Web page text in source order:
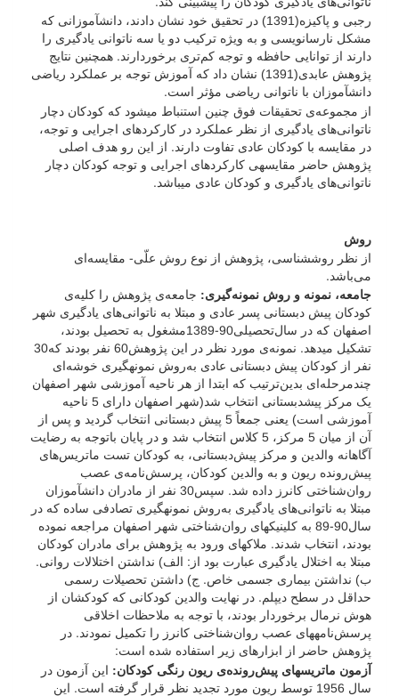
رجبی و پاکیزه(1391) در تحقیق خود نشان دادند، دانش­آموزانی که
مشکل نارسانویسی و به ویژه ترکیب دو یا سه ناتوانی یادگیری را
دارند از توانایی حافظه و توجه کم‌تری برخوردارند. همچنین نتایج
پژوهش عابدی(1391) نشان داد که آموزش توجه بر عملکرد ریاضی
دانش­آموزان با ناتوانی ریاضی مؤثر است.
از مجموعه‌ی تحقیقات فوق چنین استنباط می­شود که کودکان دچار
ناتوانی‌های یادگیری از نظر عملکرد در کارکردهای اجرایی و توجه،
در مقایسه با کودکان عادی تفاوت دارند. از این رو هدف اصلی
پژوهش حاضر مقایسه­ی کارکردهای اجرایی و توجه کودکان دچار
ناتوانی‌های یادگیری و کودکان عادی می­باشد.
روش
از نظر روش­شناسی، پژوهش از نوع روش علّی- مقایسه‌ای
می‌باشد.
جامعه، نمونه و روش نمونه‌گیری: جامعه‌ی پژوهش را کلیه‌ی
کودکان پیش دبستانی پسر عادی و مبتلا به ناتوانی‌های یادگیری شهر
اصفهان که در سال‌تحصیلی90-1389مشغول به تحصیل بودند،
تشکیل می­دهد. نمونه‌ی مورد نظر در این پژوهش60 نفر بودند که30
نفر از کودکان پیش دبستانی عادی به‌روش نمونه­گیری خوشه‌ای
چندمرحله‌ای بدین‌ترتیب که ابتدا از هر ناحیه آموزشی شهر اصفهان
یک مرکز پیش­دبستانی انتخاب شد(شهر اصفهان دارای 5 ناحیه
آموزشی است) یعنی جمعاً 5 پیش دبستانی انتخاب گردید و پس از
آن از میان 5 مرکز، 5 کلاس انتخاب شد و در پایان باتوجه به رضایت
آگاهانه والدین و مرکز پیش‌دبستانی، به کودکان تست ماتریس‌های
پیش‌رونده ریون و به والدین کودکان، پرسش‌نامه‌ی ­عصب
روان‌شناختی کانرز داده شد. سپس30 نفر از مادران دانش­آموزان
مبتلا به ناتوانی‌های یادگیری به‌روش نمونه­گیری تصادفی ساده که در
سال90-89 به کلینیک­های روان‌شناختی شهر اصفهان مراجعه نموده
بودند، انتخاب شدند. ملاک­های ورود به پژوهش برای مادران کودکان
مبتلا به اختلال یادگیری عبارت بود از: الف) نداشتن اختلالات روانی.
ب) نداشتن بیماری جسمی خاص. ج) داشتن تحصیلات رسمی
حداقل در سطح دیپلم. در نهایت والدین کودکانی که کودکشان از
هوش نرمال برخوردار بودند، با توجه به ملاحظات اخلاقی
پرسش‌نامه­های عصب روان‌شناختی کانرز را تکمیل نمودند. در
پژوهش حاضر از ابزارهای زیر استفاده شده است:
آزمون ماتریس­های پیش‌رونده‌ی ریون رنگی کودکان: این آزمون در
سال 1956 توسط ریون مورد تجدید نظر قرار گرفته است. این